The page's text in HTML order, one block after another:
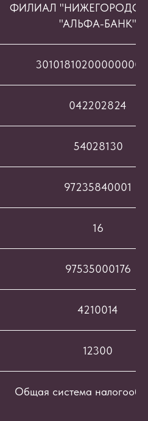
ФИЛИАЛ
"АЛЬФА-БАНК"
042202824
54028130
97235840001
16
97535000176
4210014
12300
Общая система